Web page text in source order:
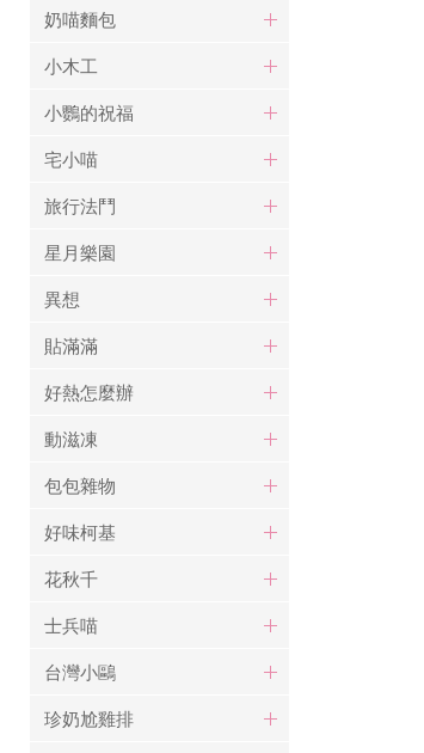
奶喵麵包
小木工
小鸚的祝福
宅小喵
旅行法鬥
星月樂園
異想
貼滿滿
好熱怎麼辦
動滋凍
包包雜物
好味柯基
花秋千
士兵喵
台灣小鷗
珍奶尬雞排